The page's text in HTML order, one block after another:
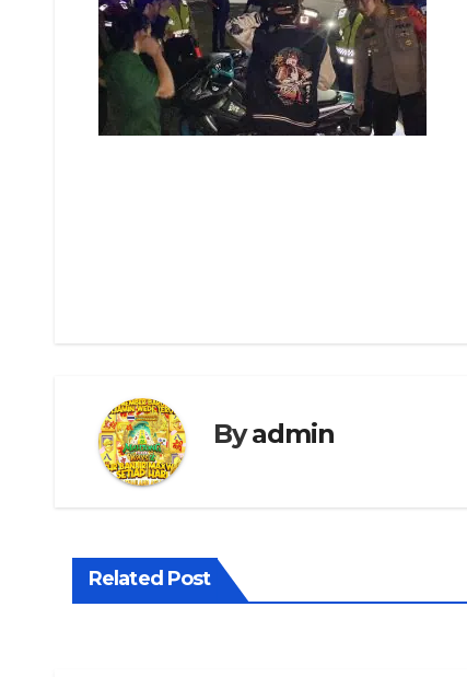
Byadmin
Related Post